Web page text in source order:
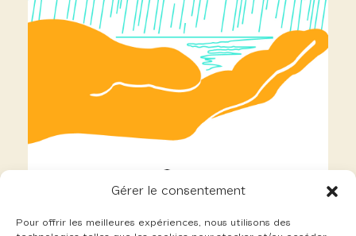
Gérer le consentement
Pour offrir les meilleures expériences, nous utilisons des